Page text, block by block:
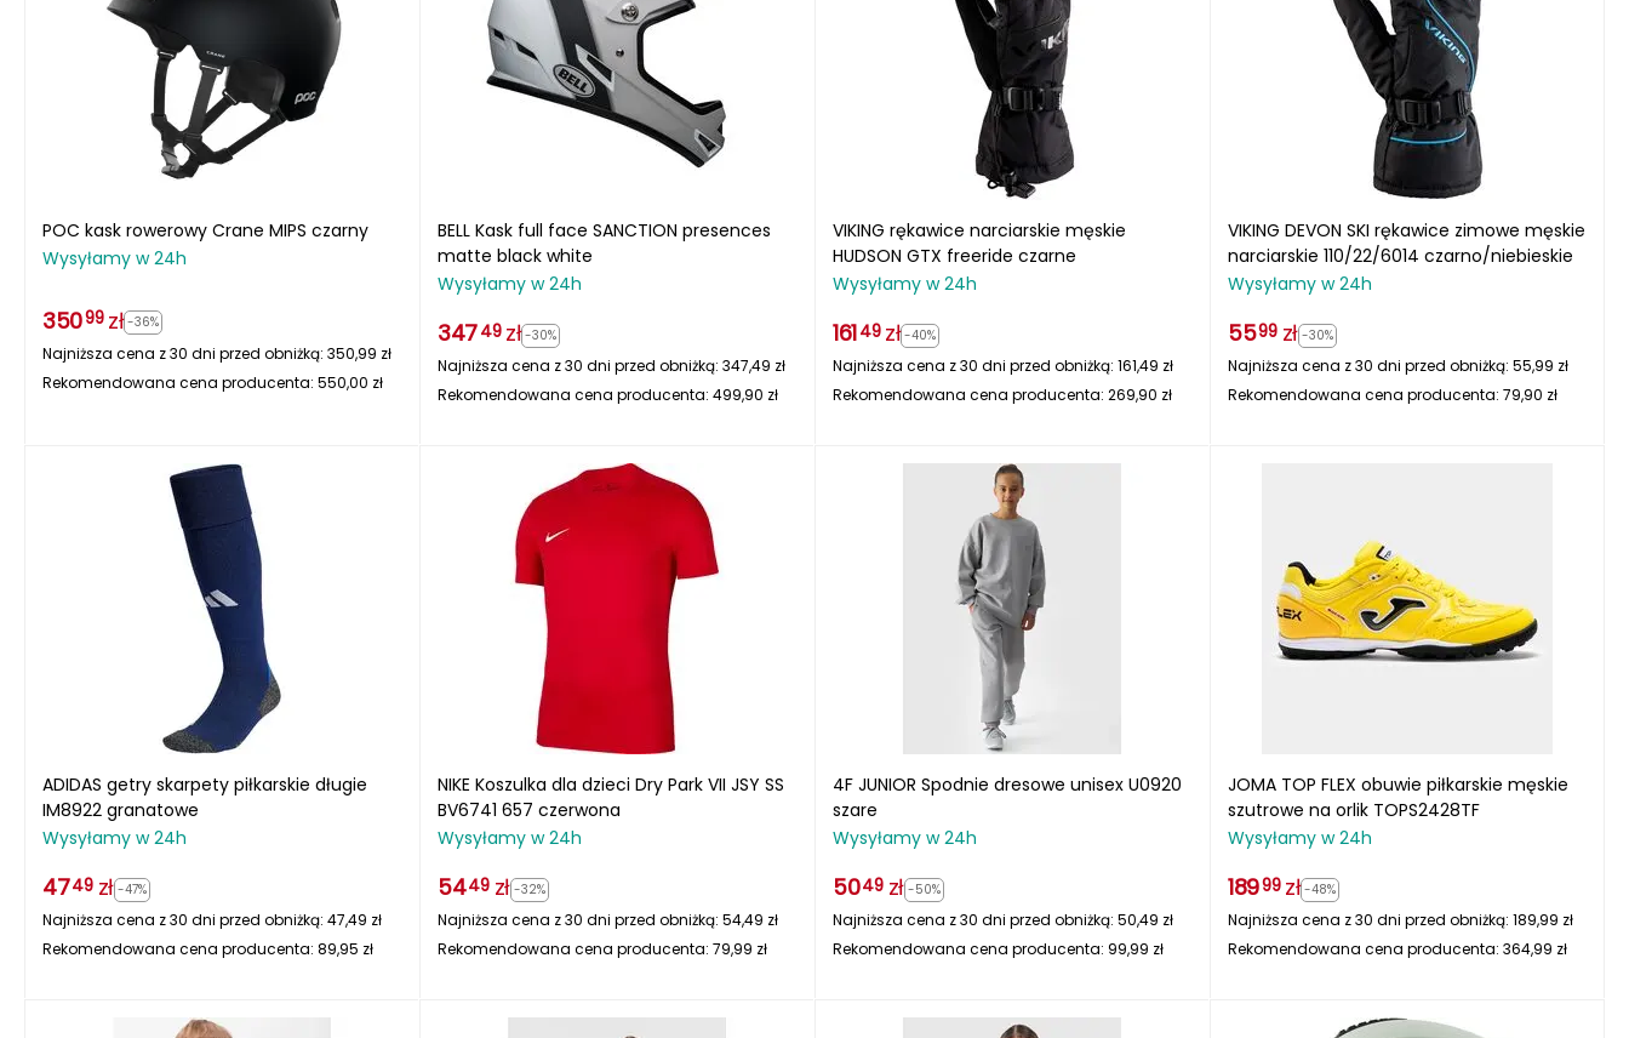
POC kask rowerowy Crane MIPS czarny
Wysyłamy w 24h
35099 zł -36%
Najniższa cena z 30 dni przed obniżką: 350,99 zł
Rekomendowana cena producenta: 550,00 zł
BELL Kask full face SANCTION presences
matte black white
Wysyłamy w 24h
34749 zł -30%
Najniższa cena z 30 dni przed obniżką: 347,49 zł
Rekomendowana cena producenta: 499,90 zł
VIKING rękawice narciarskie męskie
HUDSON GTX freeride czarne
Wysyłamy w 24h
16149 zł -40%
Najniższa cena z 30 dni przed obniżką: 161,49 zł
Rekomendowana cena producenta: 269,90 zł
VIKING DEVON SKI rękawice zimowe męskie
narciarskie 110/22/6014 czarno/niebieskie
Wysyłamy w 24h
5599 zł -30%
Najniższa cena z 30 dni przed obniżką: 55,99 zł
Rekomendowana cena producenta: 79,90 zł
ADIDAS getry skarpety piłkarskie długie
IM8922 granatowe
Wysyłamy w 24h
4749 zł -47%
Najniższa cena z 30 dni przed obniżką: 47,49 zł
Rekomendowana cena producenta: 89,95 zł
NIKE Koszulka dla dzieci Dry Park VII JSY SS
BV6741 657 czerwona
Wysyłamy w 24h
5449 zł -32%
Najniższa cena z 30 dni przed obniżką: 54,49 zł
Rekomendowana cena producenta: 79,99 zł
4F JUNIOR Spodnie dresowe unisex U0920
szare
Wysyłamy w 24h
5049 zł -50%
Najniższa cena z 30 dni przed obniżką: 50,49 zł
Rekomendowana cena producenta: 99,99 zł
JOMA TOP FLEX obuwie piłkarskie męskie
szutrowe na orlik TOPS2428TF
Wysyłamy w 24h
18999 zł -48%
Najniższa cena z 30 dni przed obniżką: 189,99 zł
Rekomendowana cena producenta: 364,99 zł